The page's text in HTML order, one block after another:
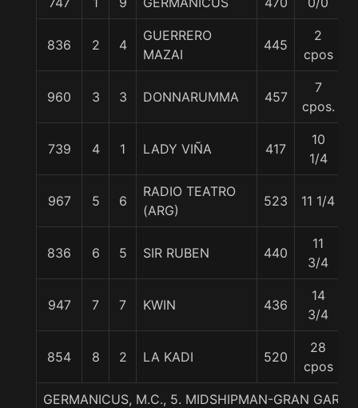
836 2 4
GUERRERO
MAZAI
445
2
cpos
960 3 3 DONNARUMMA 457
7
cpos.
739 4 1 LADY VIÑA 417
10
1/4
967 5 6
RADIO TEATRO
(ARG)
523 11 1/4
836 6 5 SIR RUBEN 440
11
3/4
947 7 7 KWIN 436
14
3/4
854 8 2 LA KADI 520
28
cpos
GERMANICUS, M.C., 5. MIDSHIPMAN-GRAN